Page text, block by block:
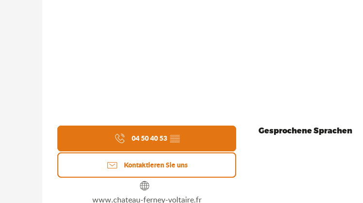
04 50 40 53 ▒▒
Kontaktieren Sie uns
www.chateau-ferney-voltaire.fr
Gesprochene Sprachen
Gesprochene Sprachen